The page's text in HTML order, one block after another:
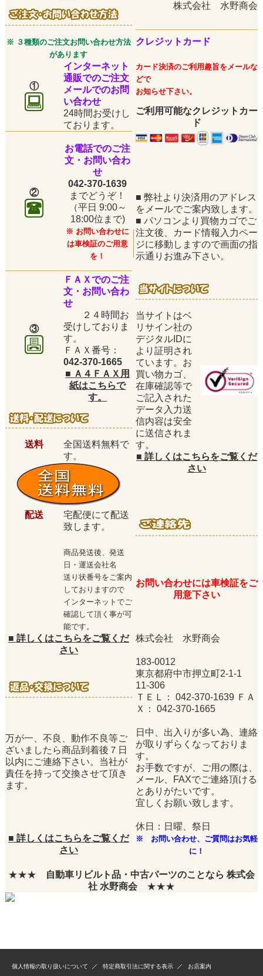
株式会社 水野商会
※ ３種類のご注文お問い合わせ方法
があります
クレジットカード
①
インターネット
通販でのご注文
メールでのお問
い合わせ
24時間お受けし
ております。
カード決済のご利用趣旨をメールな
どで
お知らせ下さい。
ご利用可能なクレジットカー
ド
②
お電話でのご注
文・お問い合わ
せ
042-370-1639
までどうぞ！
（平日 9:00～
18:00位まで)
※ お問い合わせに
は車検証のご用意
を！
■ 弊社より決済用のアドレス
をメールでご案内致します。
■ パソコンより買物カゴでご
注文後、カード情報入力ペー
ジに移動しますので画面の指
示通りお進み下さい。
③
ＦＡＸでのご注
文・お問い合わ
せ
２４時間お
受けしておりま
す。
ＦＡＸ番号：
042-370-1665
当サイトはベ
リサイン社の
デジタルIDに
より証明され
ています。お
買い物カゴ、
在庫確認等で
ご記入された
データ入力送
信内容は安全
に送信されま
す。
■ 詳しくはこちらをご覧くだ
さい
■ Ａ４ＦＡＸ用
紙はこちらで
す。
送料
全国送料無料で
す。
配送
宅配便にて配送
致します。
商品発送後、発送
日・運送会社名
送り状番号をご案内
しておりますので
インターネットでご
確認して頂く事が可
能です。
お問い合わせには車検証をご
用意下さい
■ 詳しくはこちらをご覧くだ
さい
株式会社 水野商会
183-0012
東京都府中市押立町2-1-1
11-306
ＴＥＬ： 042-370-1639 ＦＡ
Ｘ： 042-370-1665
日中、出入りが多い為、連絡
が取りずらくなっておりま
す。
お手数ですが、ご用の際は、
メール、FAXでご連絡頂ける
とありがたいです。
宜しくお願い致します。
休日：日曜、祭日
万が一、不良、動作不良等ご
ざいましたら商品到着後７日
以内にご連絡下さい。当社が
責任を持って交換させて頂き
ます。
■ 詳しくはこちらをご覧くだ
さい
※ お問い合わせ、ご質問はお気軽
に！
★★★
自動車リビルト品・中古パーツのことなら 株式会
社 水野商会
★★★
個人情報の取り扱いについて 特定商取引法に関する表示 お店案内